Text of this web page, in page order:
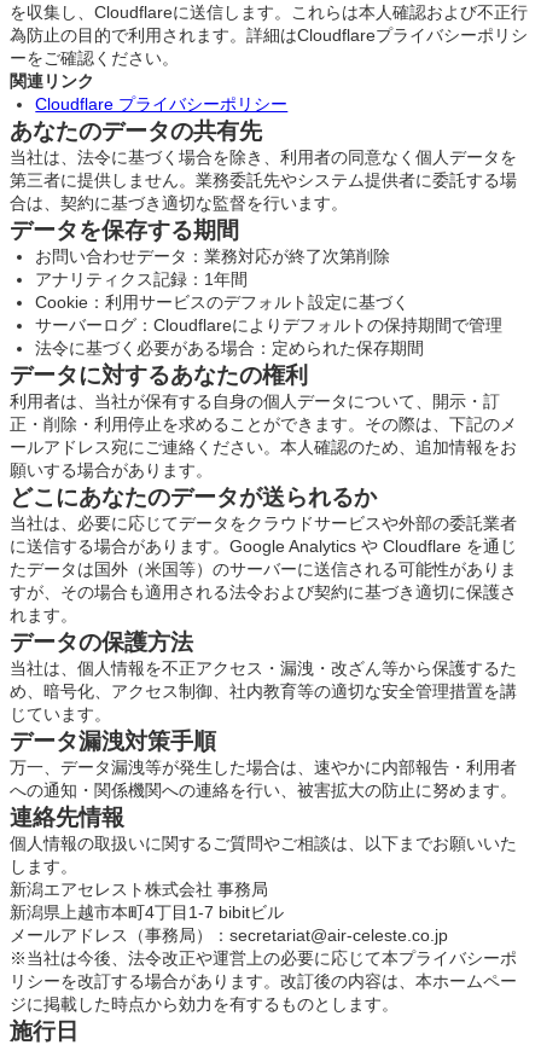
を収集し、Cloudflareに送信します。これらは本人確認および不正行
為防止の目的で利用されます。詳細はCloudflareプライバシーポリシ
ーをご確認ください。
関連リンク
Cloudflare プライバシーポリシー
あなたのデータの共有先
当社は、法令に基づく場合を除き、利用者の同意なく個人データを
第三者に提供しません。業務委託先やシステム提供者に委託する場
合は、契約に基づき適切な監督を行います。
データを保存する期間
お問い合わせデータ：業務対応が終了次第削除
アナリティクス記録：1年間
Cookie：利用サービスのデフォルト設定に基づく
サーバーログ：Cloudflareによりデフォルトの保持期間で管理
法令に基づく必要がある場合：定められた保存期間
データに対するあなたの権利
利用者は、当社が保有する自身の個人データについて、開示・訂
正・削除・利用停止を求めることができます。その際は、下記のメ
ールアドレス宛にご連絡ください。本人確認のため、追加情報をお
願いする場合があります。
どこにあなたのデータが送られるか
当社は、必要に応じてデータをクラウドサービスや外部の委託業者
に送信する場合があります。Google Analytics や Cloudflare を通じ
たデータは国外（米国等）のサーバーに送信される可能性がありま
すが、その場合も適用される法令および契約に基づき適切に保護さ
れます。
データの保護方法
当社は、個人情報を不正アクセス・漏洩・改ざん等から保護するた
め、暗号化、アクセス制御、社内教育等の適切な安全管理措置を講
じています。
データ漏洩対策手順
万一、データ漏洩等が発生した場合は、速やかに内部報告・利用者
への通知・関係機関への連絡を行い、被害拡大の防止に努めます。
連絡先情報
個人情報の取扱いに関するご質問やご相談は、以下までお願いいた
します。
新潟エアセレスト株式会社 事務局
新潟県上越市本町4丁目1-7 bibitビル
メールアドレス（事務局）： secretariat@air-celeste.co.jp
※当社は今後、法令改正や運営上の必要に応じて本プライバシーポ
リシーを改訂する場合があります。改訂後の内容は、本ホームペー
ジに掲載した時点から効力を有するものとします。
施行日